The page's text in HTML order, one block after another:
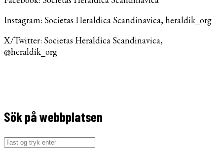
Instagram: Societas Heraldica Scandinavica, heraldik_org
X/Twitter: Societas Heraldica Scandinavica,
@heraldik_org
Sök på webbplatsen
Søg